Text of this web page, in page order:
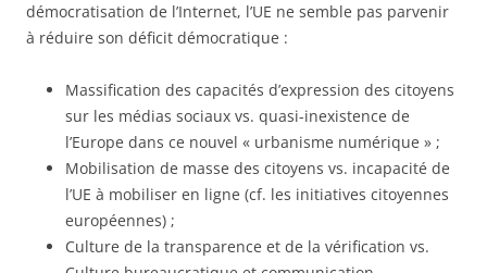
démocratisation de l’Internet, l’UE ne semble pas parvenir
à réduire son déficit démocratique :
Massification des capacités d’expression des citoyens
sur les médias sociaux vs. quasi-inexistence de
l’Europe dans ce nouvel « urbanisme numérique » ;
Mobilisation de masse des citoyens vs. incapacité de
l’UE à mobiliser en ligne (cf. les initiatives citoyennes
européennes) ;
Culture de la transparence et de la vérification vs.